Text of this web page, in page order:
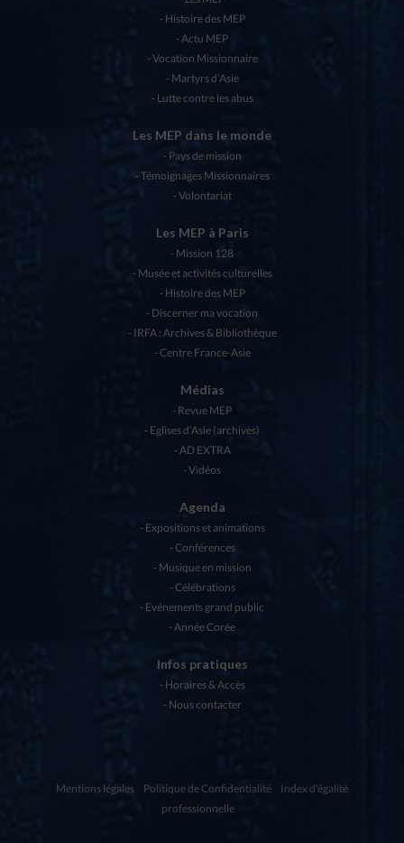
Histoire des MEP
Actu MEP
Vocation Missionnaire
Martyrs d’Asie
Lutte contre les abus
Les MEP dans le monde
Pays de mission
Témoignages Missionnaires
Volontariat
Les MEP à Paris
Mission 128
Musée et activités culturelles
Histoire des MEP
Discerner ma vocation
IRFA : Archives & Bibliothèque
Centre France-Asie
Médias
Revue MEP
Eglises d’Asie (archives)
AD EXTRA
Vidéos
Agenda
Expositions et animations
Conférences
Musique en mission
Célébrations
Evénements grand public
Année Corée
Infos pratiques
Horaires & Accès
Nous contacter
Mentions légales Politique de Confidentialité
Index d'égalité
professionnelle